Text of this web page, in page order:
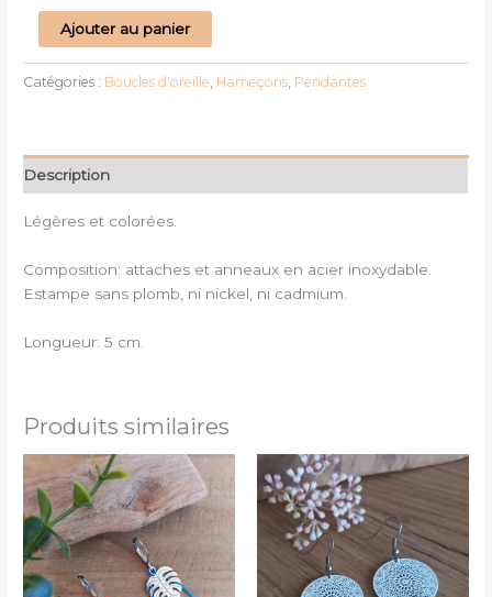
Ajouter au panier
Catégories : Boucles d'oreille, Hameçons, Pendantes
Description
Légères et colorées.
Composition: attaches et anneaux en acier inoxydable.
Estampe sans plomb, ni nickel, ni cadmium.
Longueur: 5 cm.
Produits similaires